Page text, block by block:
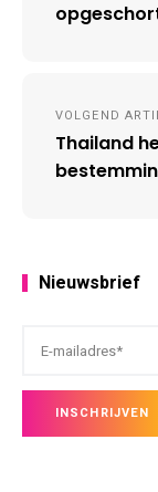
VOLGEND
Thailand
Nieuwsbrief